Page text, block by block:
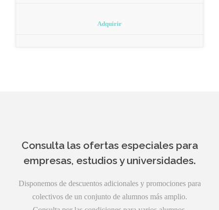
Adquirir
Consulta las ofertas especiales para
empresas, estudios y universidades.
Disponemos de descuentos adicionales y promociones para
colectivos de un conjunto de alumnos más amplio.